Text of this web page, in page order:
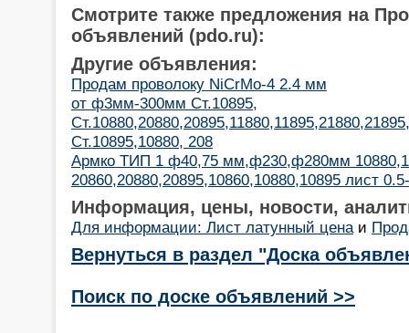
Смотрите также предложения на
объявлений (pdo.ru):
Другие объявления:
Продам проволоку NiCrMo-4 2.4 мм
от ф3мм-300мм Ст.10895,
Ст.10895,10880, 208
Армко ТИП 1 ф40,75 мм,ф230,ф280мм
20860,20880,20895,10860,10880,10895 лист
Информация, цены, новости,
Для информации: Лист латунный цена и
Вернуться в раздел "Доска
Поиск по доске объявлений >>